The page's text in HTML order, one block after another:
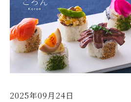
2025年09月24日